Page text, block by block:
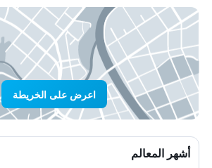
اعرض على الخريطة
أشهر المعالم